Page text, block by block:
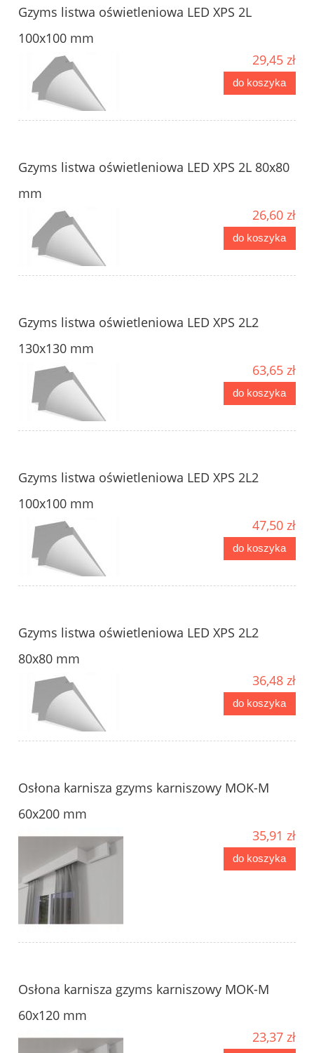
Gzyms listwa oświetleniowa LED XPS 2L
100x100 mm
29,45 zł
do koszyka
Gzyms listwa oświetleniowa LED XPS 2L 80x80
mm
26,60 zł
do koszyka
Gzyms listwa oświetleniowa LED XPS 2L2
130x130 mm
63,65 zł
do koszyka
Gzyms listwa oświetleniowa LED XPS 2L2
100x100 mm
47,50 zł
do koszyka
Gzyms listwa oświetleniowa LED XPS 2L2
80x80 mm
36,48 zł
do koszyka
Osłona karnisza gzyms karniszowy MOK-M
60x200 mm
35,91 zł
do koszyka
Osłona karnisza gzyms karniszowy MOK-M
60x120 mm
23,37 zł